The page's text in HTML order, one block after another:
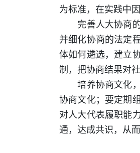
为标准，在实践中
完善人大协商的
并细化协商的法定
体如何遴选，建立
制，把协商结果对社
培养协商文化，
协商文化；要定期
对人大代表履职能
通，达成共识，从